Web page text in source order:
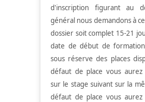
d'inscription figurant au
général nous demandons à
dossier soit complet 15-21
date de début de
sous réserve des places
défaut de place vous
sur le stage suivant sur la
défaut de place vous